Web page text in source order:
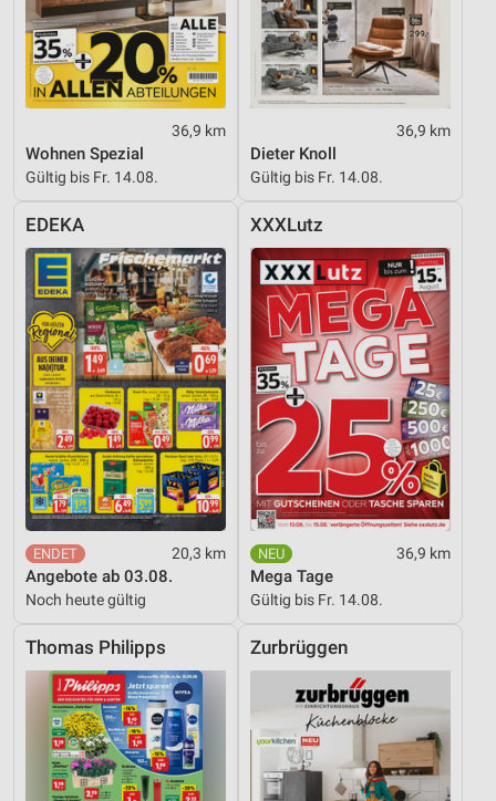
36,9 km
Wohnen Spezial
Gültig bis Fr. 14.08.
36,9 km
Dieter Knoll
Gültig bis Fr. 14.08.
EDEKA
20,3 km
Angebote ab 03.08.
Noch heute gültig
XXXLutz
36,9 km
Mega Tage
Gültig bis Fr. 14.08.
Thomas Philipps Zurbrüggen